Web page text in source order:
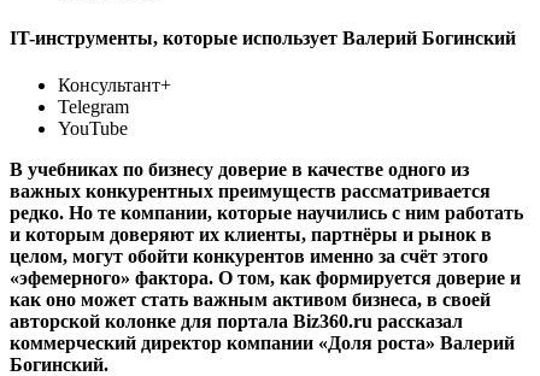
IT-инструменты, которые использует Валерий Богинский
Консультант+
Telegram
YouTube
В учебниках по бизнесу доверие в качестве одного из
важных конкурентных преимуществ рассматривается
редко. Но те компании, которые научились с ним работать
и которым доверяют их клиенты, партнёры и рынок в
целом, могут обойти конкурентов именно за счёт этого
«эфемерного» фактора. О том, как формируется доверие и
как оно может стать важным активом бизнеса, в своей
авторской колонке для портала Biz360.ru рассказал
коммерческий директор компании «Доля роста» Валерий
Богинский.